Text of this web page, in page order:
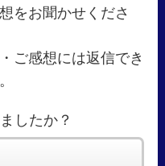
をお聞かせくださ
ご感想には返信でき
したか？